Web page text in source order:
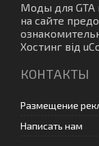
Моды для GTA
на сайте
Хостинг від
КОНТАКТЫ
Размещение
Написать нам